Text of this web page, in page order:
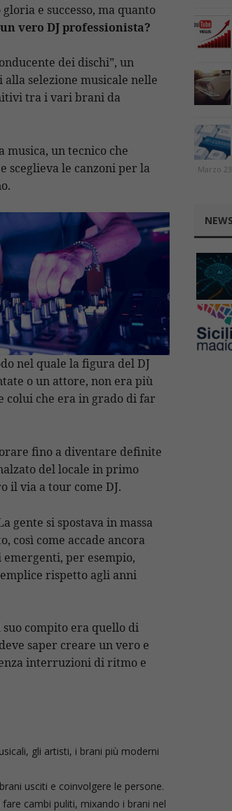
di
vi
di
e successo, ma quanto
vero DJ professionista?
dei dischi”, un
selezione musicale nelle
tra i vari brani da
musica, un tecnico che
sceglieva le canzoni per la
nel quale la figura del DJ
o un attore, non era più
colui che era in grado di far
fino a diventare definite
del locale in primo
il via a tour come DJ.
gente si spostava in massa
così come accade ancora
per esempio,
rispetto agli anni
suo compito era quello di
saper creare un vero e
interruzioni di ritmo e
gli artisti, i brani più moderni
usciti e coinvolgere le persone.
cambi puliti, mixando i brani nel
Marzo